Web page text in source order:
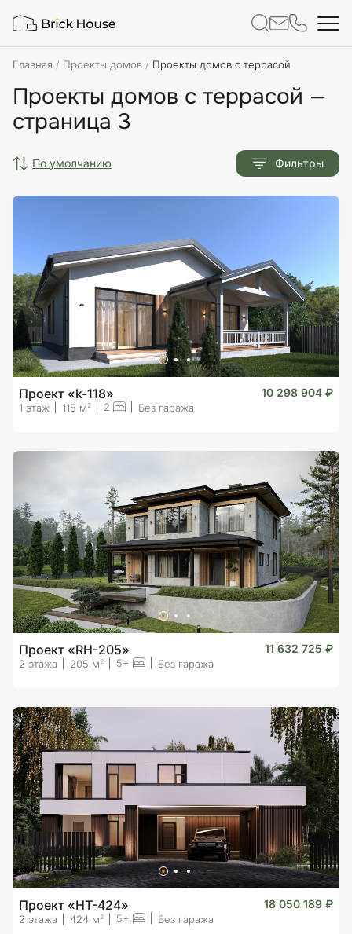
Главная Проекты домов Проекты домов с террасой
Проекты домов с террасой —
страница 3
по умолчанию Фильтры
Проект «k-118» 10 298 904 ₽
1 этаж 118 м2 2 Без гаража
Проект «RH-205» 11 632 725 ₽
2 этажа 205 м 2 5+ Без гаража
Проект «HT-424» 18 050 189 ₽
2 этажа 424 м 2 5+ Без гаража